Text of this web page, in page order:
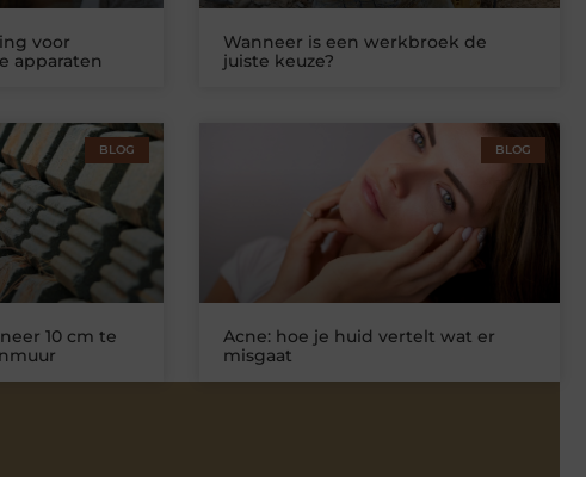
voor
apparaten
Wanneer is een werkbroek de
juiste keuze?
BLOG
10 cm te
BLOG
Acne: hoe je huid vertelt wat er
misgaat